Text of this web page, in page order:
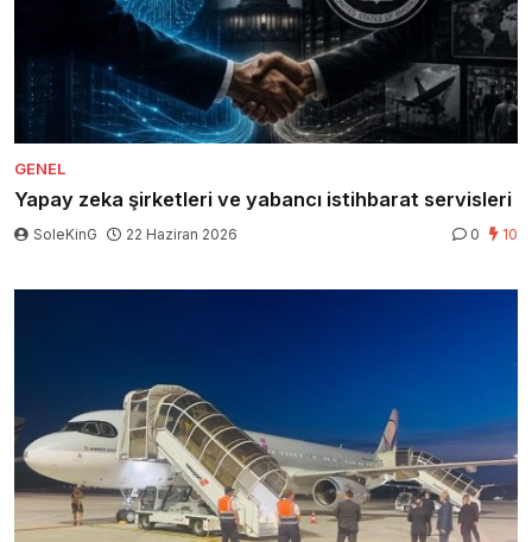
GENEL
Yapay zeka şirketleri ve yabancı istihbarat servisleri
SoleKinG 22 Haziran 2026 0 10